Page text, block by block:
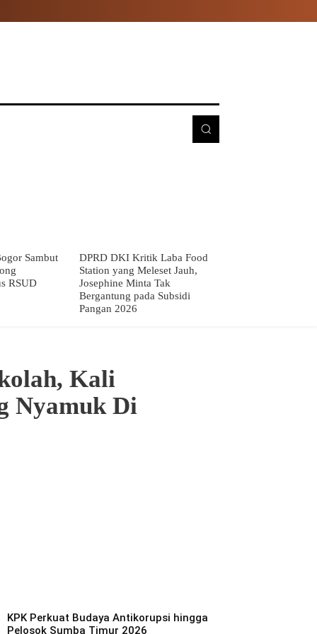
Sambut
RSUD
DPRD DKI Kritik Laba Food
Station yang Meleset Jauh,
Josephine Minta Tak
Bergantung pada Subsidi
Pangan 2026
Kali
Nyamuk Di
KPK Perkuat Budaya Antikorupsi hingga
Pelosok Sumba Timur 2026